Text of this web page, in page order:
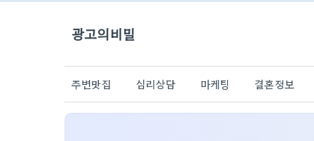
광고의비밀
주변맛집 심리상담 마케팅 결혼정보